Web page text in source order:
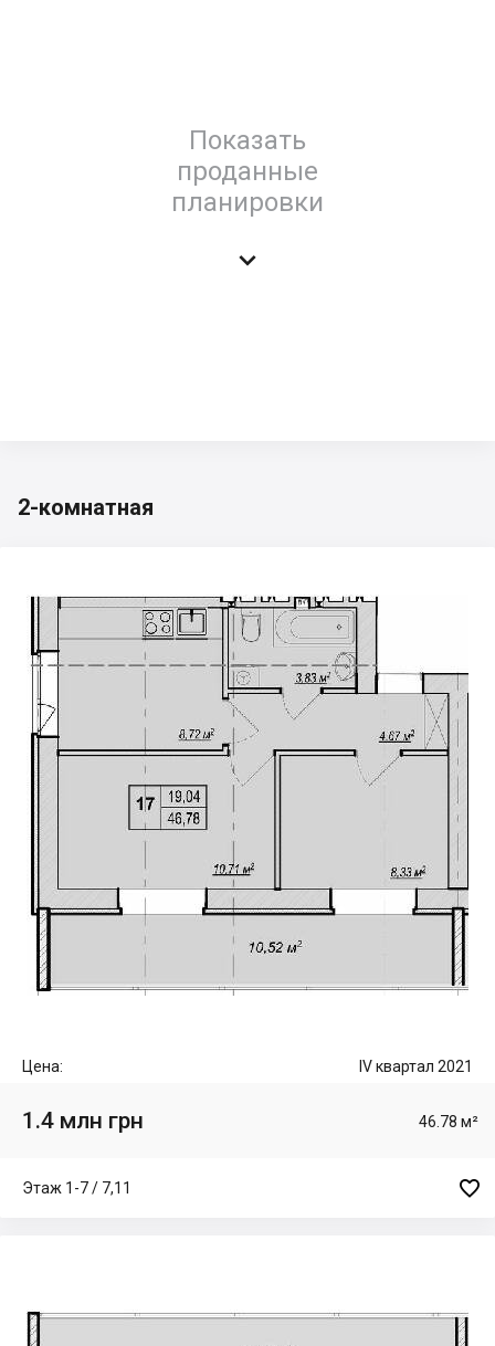
Показать
проданные
планировки

2-комнатная
Цена: IV квартал 2021
1.4 млн грн 46.78 м²
Этаж 1-7 / 7,11 